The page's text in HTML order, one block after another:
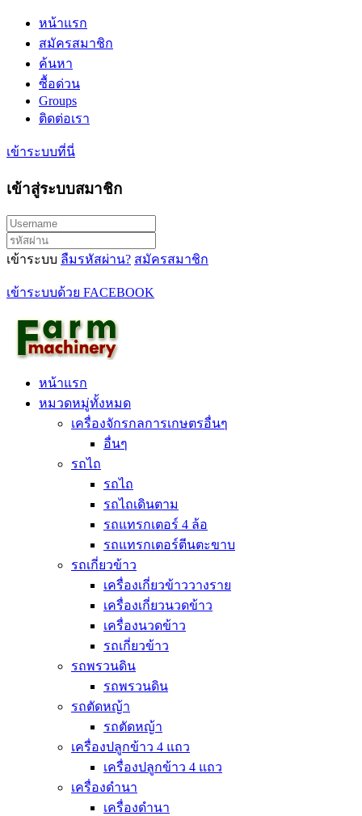
หน้าแรก
สมัครสมาชิก
ค้นหา
ซื้อด่วน
Groups
ติดต่อเรา
เข้าระบบที่นี่
เข้าสู่ระบบสมาชิก
เข้าระบบ ลืมรหัสผ่าน? สมัครสมาชิก
เข้าระบบด้วย FACEBOOK
หน้าแรก
หมวดหมู่ทั้งหมด
เครื่องจักรกลการเกษตรอื่นๆ
อื่นๆ
รถไถ
รถไถ
รถไถเดินตาม
รถแทรกเตอร์ 4 ล้อ
รถแทรกเตอร์ตีนตะขาบ
รถเกี่ยวข้าว
เครื่องเกี่ยวข้าววางราย
เครื่องเกี่ยวนวดข้าว
เครื่องนวดข้าว
รถเกี่ยวข้าว
รถพรวนดิน
รถพรวนดิน
รถตัดหญ้า
รถตัดหญ้า
เครื่องปลูกข้าว 4 แถว
เครื่องปลูกข้าว 4 แถว
เครื่องดำนา
เครื่องดำนา